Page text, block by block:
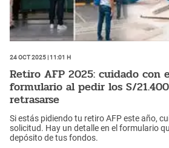
24 Oct 2025 | 11:01 h
Retiro AFP 2025: cuidado con
formulario al pedir los S/
retrasarse
Si estás pidiendo tu retiro AFP este año,
solicitud. Hay un detalle en el formulario
depósito de tus fondos.